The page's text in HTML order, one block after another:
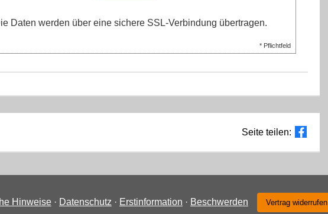
Daten werden über eine sichere SSL-Verbindung übertragen.
* Pflichtfeld
Seite teilen:
Hinweise · Datenschutz · Erstinformation · Beschwerden Vertrag widerrufen